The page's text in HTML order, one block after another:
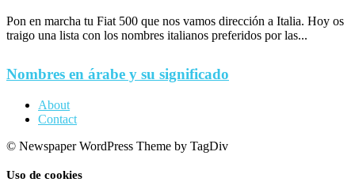
Pon en marcha tu Fiat 500 que nos vamos dirección a Italia. Hoy os
traigo una lista con los nombres italianos preferidos por las...
Nombres en árabe y su significado
About
Contact
© Newspaper WordPress Theme by TagDiv
Uso de cookies